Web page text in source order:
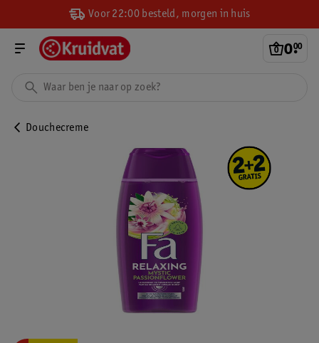
Voor 22:00 besteld, morgen in huis
0.
00
Douchecreme